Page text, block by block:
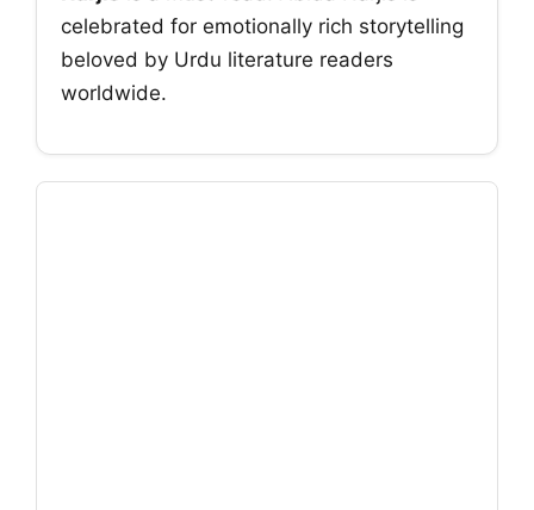
celebrated for emotionally rich storytelling
beloved by Urdu literature readers
worldwide.